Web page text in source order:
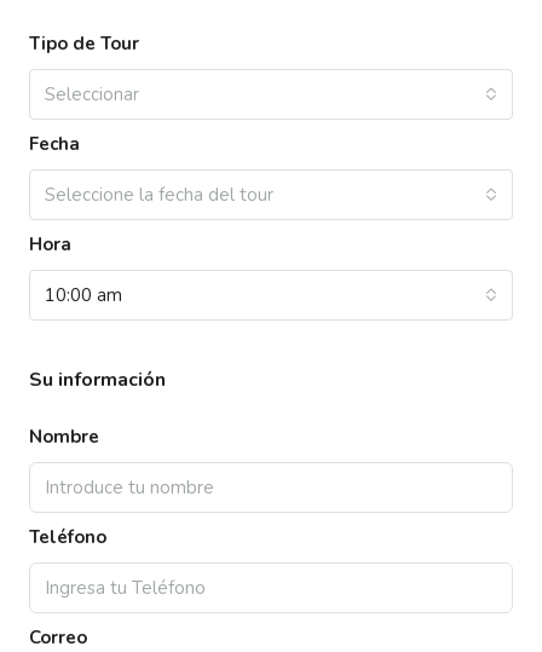
Tipo de Tour
Seleccionar
Fecha
Seleccione la fecha del tour
Hora
10:00 am
Su información
Nombre
Teléfono
Correo